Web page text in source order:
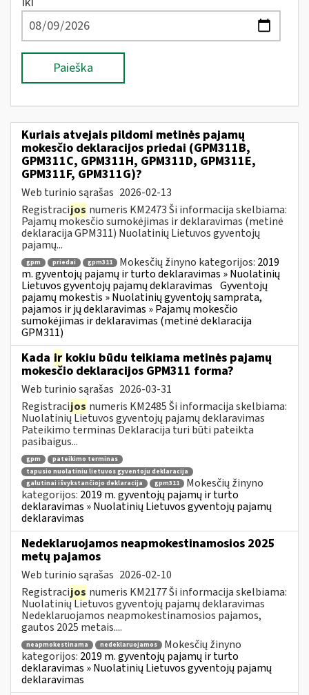
Paieška
Kuriais atvejais pildomi metinės pajamų
mokesčio deklaracijos priedai (GPM311B,
GPM311C, GPM311H, GPM311D, GPM311E,
GPM311F, GPM311G)?
Web turinio sąrašas 2026-02-13
Registracijos numeris KM2473 Ši informacija skelbiama:
Pajamų mokesčio sumokėjimas ir deklaravimas (metinė
deklaracija GPM311) Nuolatinių Lietuvos gyventojų
pajamų...
gpm priedai gpm311 Mokesčių žinyno kategorijos: 2019
m. gyventojų pajamų ir turto deklaravimas » Nuolatinių
Lietuvos gyventojų pajamų deklaravimas Gyventojų
pajamų mokestis » Nuolatinių gyventojų samprata,
pajamos ir jų deklaravimas » Pajamų mokesčio
sumokėjimas ir deklaravimas (metinė deklaracija
GPM311)
Kada ir kokiu būdu teikiama metinės pajamų
mokesčio deklaracijos GPM311 forma?
Web turinio sąrašas 2026-03-31
Registracijos numeris KM2485 Ši informacija skelbiama:
Nuolatinių Lietuvos gyventojų pajamų deklaravimas
Pateikimo terminas Deklaracija turi būti pateikta
pasibaigus...
gpm
pateikimo terminas
tapusio nuolatiniu lietuvos gyventoju deklaracija
galutinai išvykstančiojo deklaracija
gpm311
Mokesčių žinyno
kategorijos: 2019 m. gyventojų pajamų ir turto
deklaravimas » Nuolatinių Lietuvos gyventojų pajamų
deklaravimas
Nedeklaruojamos neapmokestinamosios 2025
metų pajamos
Web turinio sąrašas 2026-02-10
Registracijos numeris KM2177 Ši informacija skelbiama:
Nuolatinių Lietuvos gyventojų pajamų deklaravimas
Nedeklaruojamos neapmokestinamosios pajamos,
gautos 2025 metais....
neapmokestinama nedeklaruojamos
Mokesčių žinyno
kategorijos: 2019 m. gyventojų pajamų ir turto
deklaravimas » Nuolatinių Lietuvos gyventojų pajamų
deklaravimas